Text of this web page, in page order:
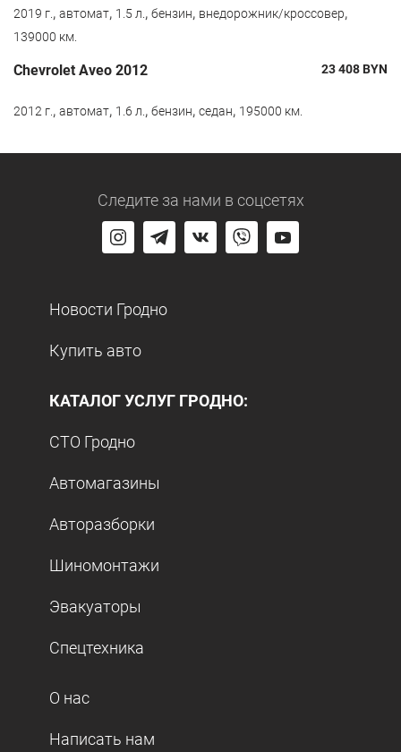
2019 г., автомат, 1.5 л., бензин, внедорожник/кроссовер,
139000 км.
Chevrolet Aveo 2012 23 408BYN
2012 г., автомат, 1.6 л., бензин, седан, 195000 км.
Следите за нами в соцсетях
Новости Гродно
Купить авто
КАТАЛОГ УСЛУГ ГРОДНО:
СТО Гродно
Автомагазины
Авторазборки
Шиномонтажи
Эвакуаторы
Спецтехника
О нас
Написать нам